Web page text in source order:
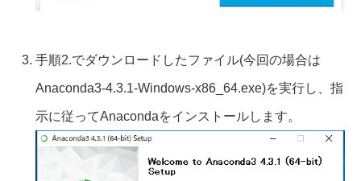
手順2.でダウンロードしたファイル(今回の場合は
Anaconda3-4.3.1-Windows-x86_64.exe)を実行し、指
示に従ってAnacondaをインストールします。